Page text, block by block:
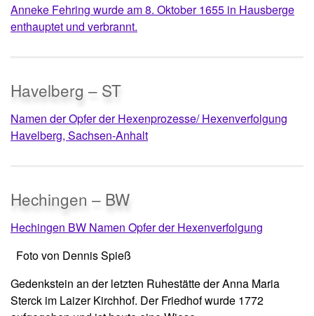
Anneke Fehring wurde am 8. Oktober 1655 in Hausberge
enthauptet und verbrannt.
Havelberg – ST
Namen der Opfer der Hexenprozesse/ Hexenverfolgung
Havelberg, Sachsen-Anhalt
Hechingen – BW
Hechingen BW Namen Opfer der Hexenverfolgung
Foto von Dennis Spieß
Gedenkstein an der letzten Ruhestätte der Anna Maria
Sterck im Laizer Kirchhof. Der Friedhof wurde 1772